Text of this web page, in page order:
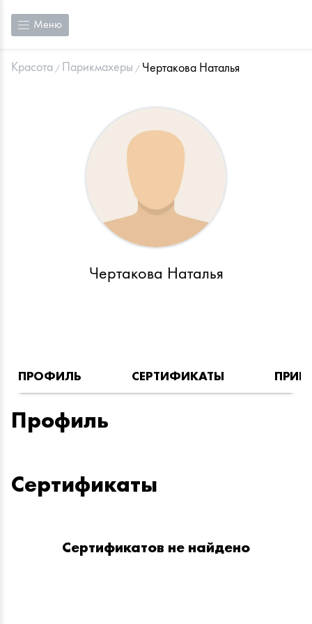
Меню
Красота Парикмахеры Чертакова Наталья
Чертакова Наталья
ПРОФИЛЬ СЕРТИФИКАТЫ
Профиль
Сертификаты
Сертификатов не найдено